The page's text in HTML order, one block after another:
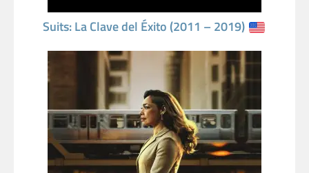
Suits: La Clave del Éxito (2011 – 2019)